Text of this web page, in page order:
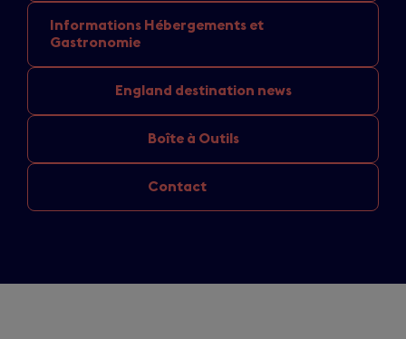
Informations Hébergements et
Gastronomie
England destination news
Boîte à Outils
Contact